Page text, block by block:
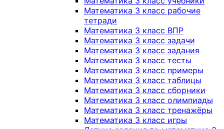
Математика 3 класс рабочие
тетради
Математика 3 класс ВПР
Математика 3 класс задачи
Математика 3 класс задания
Математика 3 класс тесты
Математика 3 класс примеры
Математика 3 класс таблицы
Математика 3 класс сборники
Математика 3 класс олимпиады
Математика 3 класс тренажёры
Математика 3 класс игры